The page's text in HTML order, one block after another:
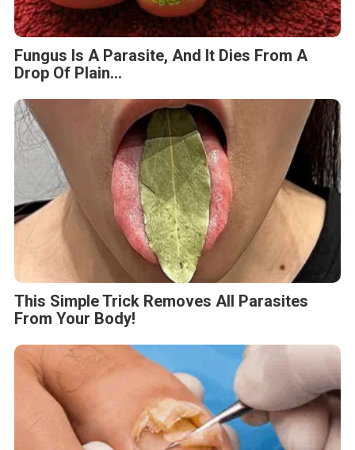
Fungus Is A Parasite, And It Dies From A
Drop Of Plain...
This Simple Trick Removes All Parasites
From Your Body!